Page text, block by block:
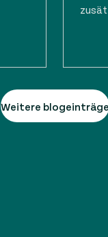
Weitere